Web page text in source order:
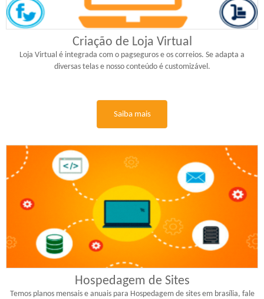
Criação de Loja Virtual
Loja Virtual é integrada com o pagseguros e os correios. Se adapta a
diversas telas e nosso conteúdo é customizável.
Saiba mais
Hospedagem de Sites
Temos planos mensais e anuais para Hospedagem de sites em brasília, fale